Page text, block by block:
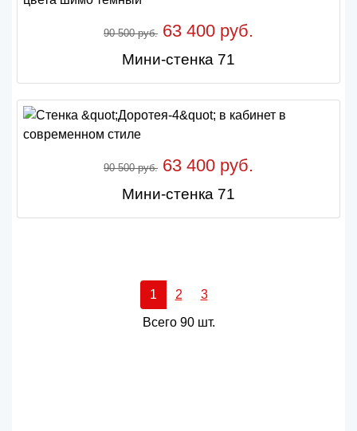
90 500 руб. 63 400 руб.
Мини-стенка 71
90 500 руб. 63 400 руб.
Мини-стенка 71
1 2 3
Всего 90 шт.